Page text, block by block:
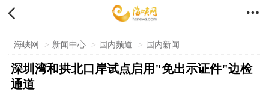
 
海峡网 > 新闻中心 > 国内频道 > 国内新闻
深圳湾和拱北口岸试点启用"免出示证件"边检
通道